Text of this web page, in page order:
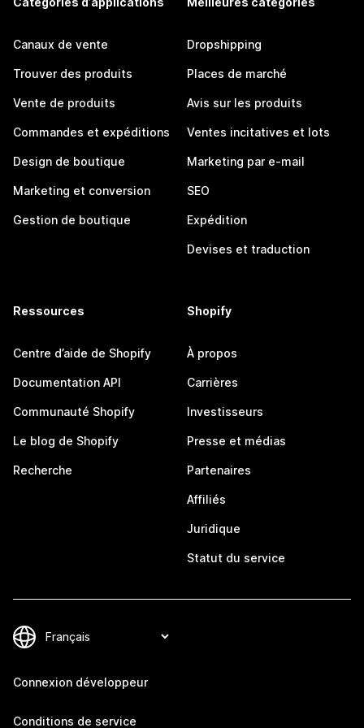
Canaux de vente
Trouver des produits
Vente de produits
Commandes et expéditions
Design de boutique
Marketing et conversion
Gestion de boutique
Dropshipping
Places de marché
Avis sur les produits
Ventes incitatives et lots
Marketing par e-mail
SEO
Expédition
Devises et traduction
Ressources
Centre d’aide de Shopify
Documentation API
Communauté Shopify
Le blog de Shopify
Recherche
Shopify
À propos
Carrières
Investisseurs
Presse et médias
Partenaires
Affiliés
Juridique
Statut du service
Connexion développeur
Conditions de service